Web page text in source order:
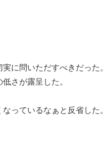
に問いただすべきだった
さが露呈した。
っているなぁと反省した